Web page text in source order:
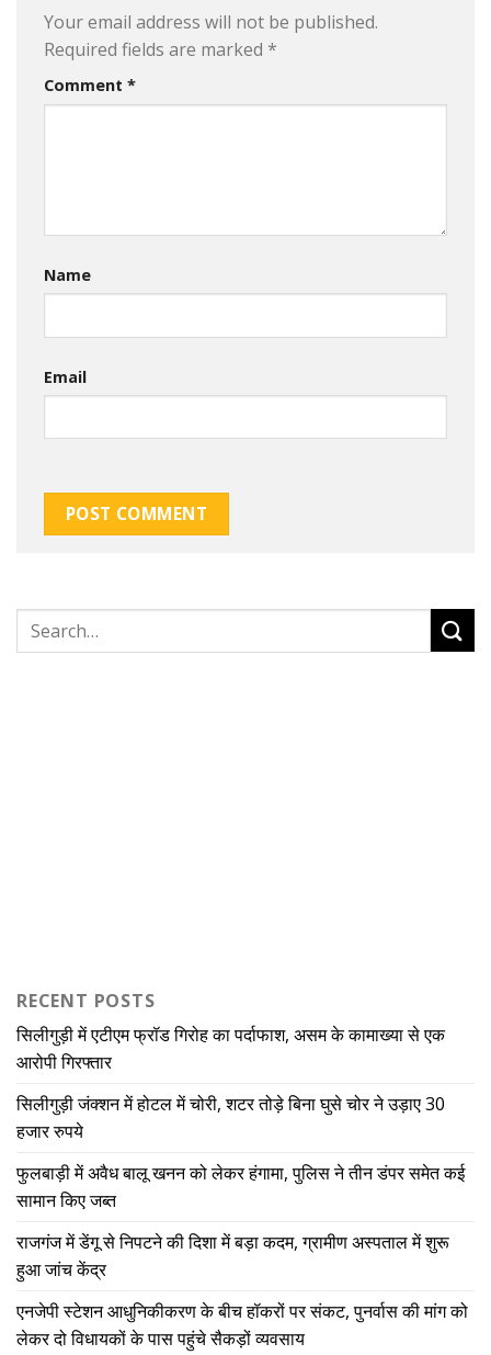
Your email address will not be published.
Required fields are marked *
Comment *
Name
Email
RECENT POSTS
सिलीगुड़ी में एटीएम फ्रॉड गिरोह का पर्दाफाश, असम के कामाख्या से एक
आरोपी गिरफ्तार
सिलीगुड़ी जंक्शन में होटल में चोरी, शटर तोड़े बिना घुसे चोर ने उड़ाए 30
हजार रुपये
फुलबाड़ी में अवैध बालू खनन को लेकर हंगामा, पुलिस ने तीन डंपर समेत कई
सामान किए जब्त
राजगंज में डेंगू से निपटने की दिशा में बड़ा कदम, ग्रामीण अस्पताल में शुरू
हुआ जांच केंद्र
एनजेपी स्टेशन आधुनिकीकरण के बीच हॉकरों पर संकट, पुनर्वास की मांग को
लेकर दो विधायकों के पास पहुंचे सैकड़ों व्यवसाय